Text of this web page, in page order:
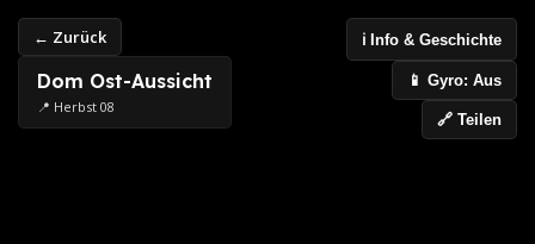
← Zurück
Dom Ost-Aussicht
📍 Herbst 08
ℹ️ Info & Geschichte
📱 Gyro: Aus
🔗 Teilen